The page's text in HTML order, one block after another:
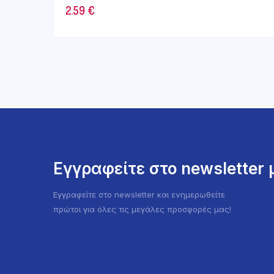
2.59 €
Εγγραφείτε στο newsletter
Εγγραφείτε στο newsletter και ενημερωθείτε
πρώτοι για όλες τις μεγάλες προσφορές μας!